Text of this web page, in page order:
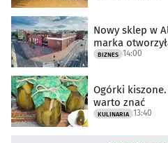
Nowy sklep w
marka
BIZNES 14:00
Ogórki
warto znać
KULINARIA 13:40